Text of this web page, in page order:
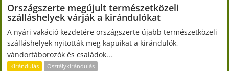
Országszerte megújult természetközeli
szálláshelyek várják a kirándulókat
A nyári vakáció kezdetére országszerte újabb természetközeli
szálláshelyek nyitották meg kapuikat a kirándulók,
vándortáborozók és családok...
Kirándulás Osztálykirándulás